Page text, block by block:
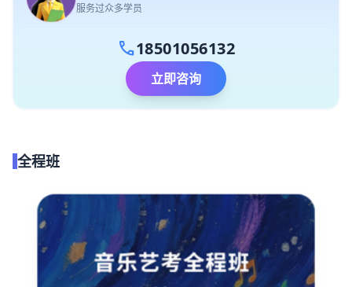
服务过众多学员
call18501056132
立即咨询
全程班